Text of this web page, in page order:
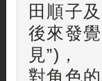
田順子
後來發
見”)，
對角色